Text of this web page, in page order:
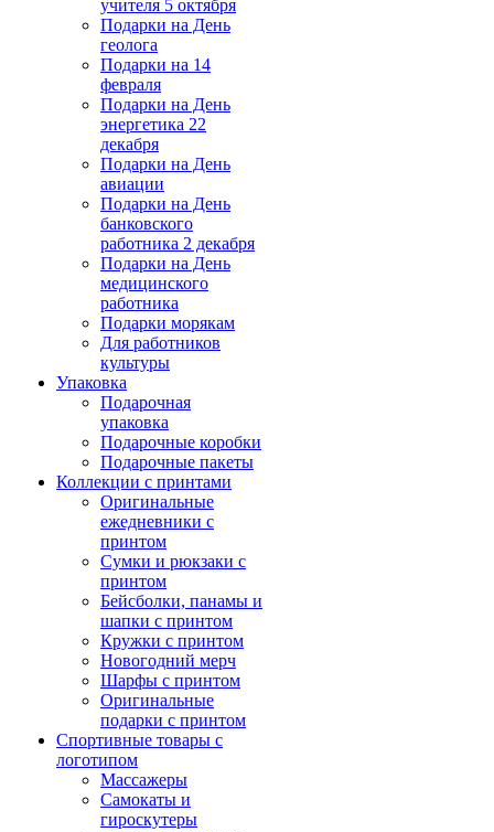
учителя 5 октября
Подарки на День
геолога
Подарки на 14
февраля
Подарки на День
энергетика 22
декабря
Подарки на День
авиации
Подарки на День
банковского
работника 2 декабря
Подарки на День
медицинского
работника
Подарки морякам
Для работников
культуры
Упаковка
Подарочная
упаковка
Подарочные коробки
Подарочные пакеты
Коллекции с принтами
Оригинальные
ежедневники с
принтом
Сумки и рюкзаки с
принтом
Бейсболки, панамы и
шапки с принтом
Кружки с принтом
Новогодний мерч
Шарфы с принтом
Оригинальные
подарки с принтом
Спортивные товары с
логотипом
Массажеры
Самокаты и
гироскутеры